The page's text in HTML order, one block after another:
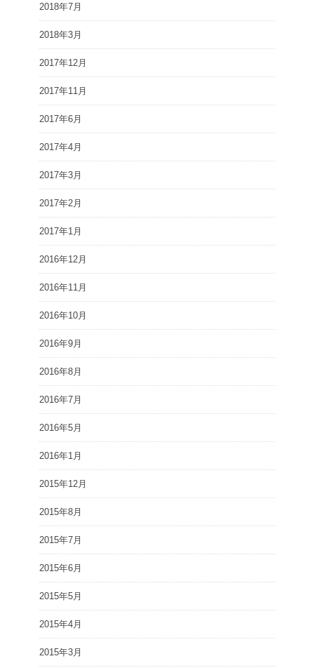
2018年7月
2018年3月
2017年12月
2017年11月
2017年6月
2017年4月
2017年3月
2017年2月
2017年1月
2016年12月
2016年11月
2016年10月
2016年9月
2016年8月
2016年7月
2016年5月
2016年1月
2015年12月
2015年8月
2015年7月
2015年6月
2015年5月
2015年4月
2015年3月